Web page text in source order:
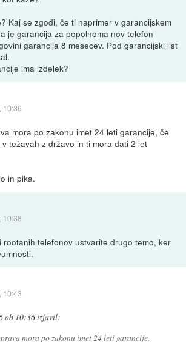
Kaj se zgodi, če ti naprimer v garancijskem
je garancija za popolnoma nov telefon
garancija 8 mesecev. Pod garancijski list
ima izdelek?
10:36
mora po zakonu imet 24 leti garancije, če
težavah z državo in ti mora dati 2 let
in pika.
10:38
rootanih telefonov ustvarite drugo temo, ker
10:43
ob 10:36izjavil:
mora po zakonu imet 24 leti garancije,